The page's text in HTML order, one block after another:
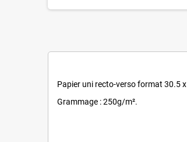
Papier uni recto-verso format 30.5
Grammage : 250g/m².